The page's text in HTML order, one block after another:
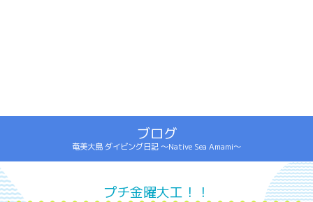
ブログ
奄美大島 ダイビング日記 ～Native Sea Amami～
プチ金曜大工！！